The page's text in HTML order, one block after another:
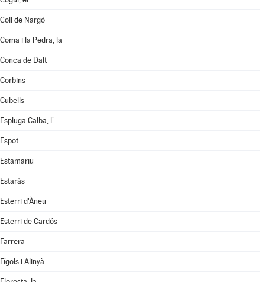
Coll de Nargó
Coma i la Pedra, la
Conca de Dalt
Corbins
Cubells
Espluga Calba, l'
Espot
Estamariu
Estaràs
Esterri d'Àneu
Esterri de Cardós
Farrera
Fígols i Alinyà